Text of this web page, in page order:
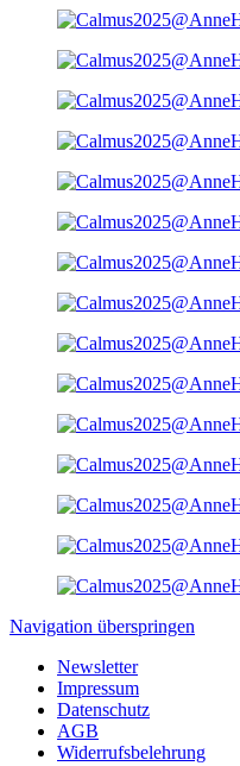
Navigation überspringen
Newsletter
Impressum
Datenschutz
AGB
Widerrufsbelehrung